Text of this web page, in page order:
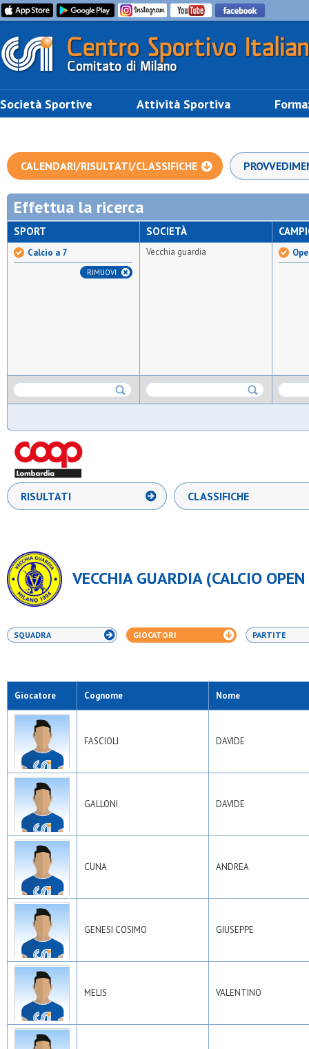
Società Sportive Attività Sportiva
CALENDARI/RISULTATI/CLASSIFICHE
Effettua la ricerca
SPORT
Calcio a 7
RIMUOVI
SOCIETÀ
Vecchia guardia
RISULTATI CLASSIFICHE
VECCHIA GUARDIA (CALCIO
SQUADRA GIOCATORI PARTITE
Giocatore Cognome Nome
FASCIOLI DAVIDE
GALLONI DAVIDE
CUNA ANDREA
GENESI COSIMO GIUSEPPE
MELIS VALENTINO